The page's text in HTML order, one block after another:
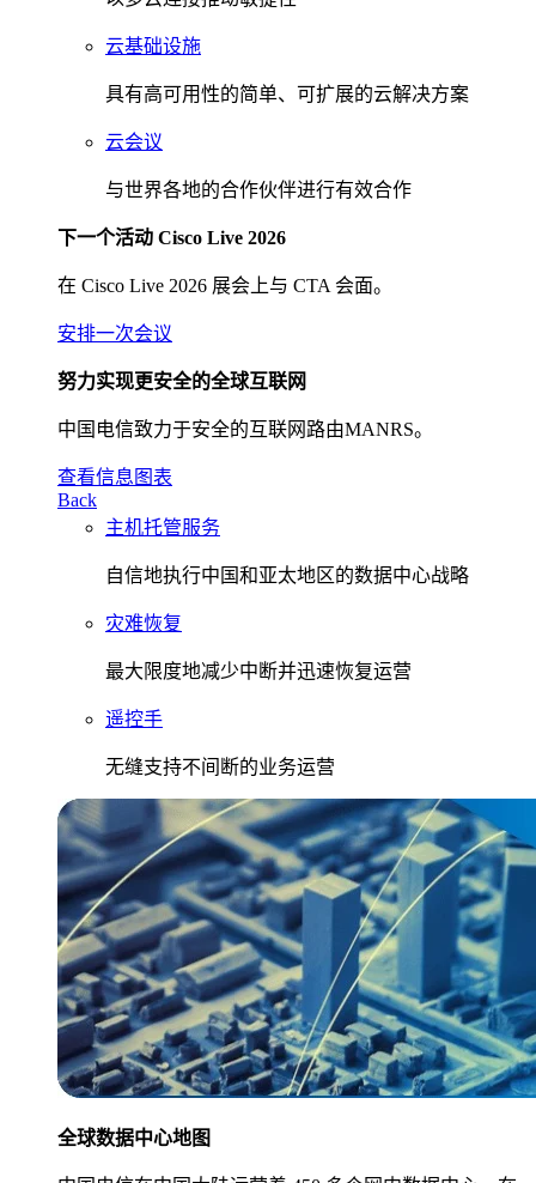
云基础设施
具有高可用性的简单、可扩展的云解决方案
云会议
与世界各地的合作伙伴进行有效合作
下一个活动 Cisco Live 2026
在 Cisco Live 2026 展会上与 CTA 会面。
安排一次会议
努力实现更安全的全球互联网
中国电信致力于安全的互联网路由MANRS。
查看信息图表
Back
主机托管服务
自信地执行中国和亚太地区的数据中心战略
灾难恢复
最大限度地减少中断并迅速恢复运营
遥控手
无缝支持不间断的业务运营
全球数据中心地图